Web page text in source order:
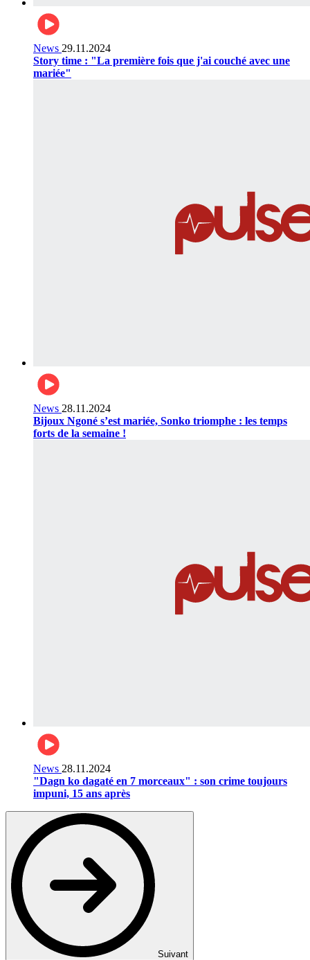
News 29.11.2024
Story time : "La première fois que j'ai couché avec une
mariée"
News 28.11.2024
Bijoux Ngoné s’est mariée, Sonko triomphe : les temps
forts de la semaine !
News 28.11.2024
"Dagn ko dagaté en 7 morceaux" : son crime toujours
impuni, 15 ans après
Suivant